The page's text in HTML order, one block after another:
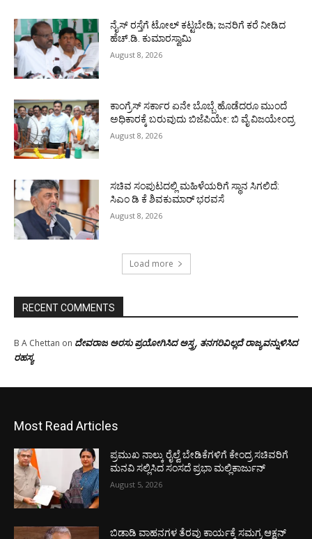
ನೈಸ್ ರಸ್ತೆಗೆ ಟೋಲ್ ಕಟ್ಟಬೇಡಿ; ಜನರಿಗೆ ಕರೆ ನೀಡಿದ
ಹೆಚ್.ಡಿ. ಕುಮಾರಸ್ವಾಮಿ
August 8, 2026
ಕಾಂಗ್ರೆಸ್ ಸರ್ಕಾರ ಏನೇ ಬೊಬ್ಬೆ ಹೊಡೆದರೂ ಮುಂದೆ
ಅಧಿಕಾರಕ್ಕೆ ಬರುವುದು ಬಿಜೆಪಿಯೇ: ಬಿ ವೈ ವಿಜಯೇಂದ್ರ
August 8, 2026
ಸಚಿವ ಸಂಪುಟದಲ್ಲಿ ಮಹಿಳೆಯರಿಗೆ ಸ್ಥಾನ ಸಿಗಲಿದೆ:
ಸಿಎಂ ಡಿ ಕೆ ಶಿವಕುಮಾರ್ ಭರವಸೆ
August 8, 2026
Load more
RECENT COMMENTS
B A Chettan on ದೇವರಾಜ ಅರಸು ಪ್ರಯೋಗಿಸಿದ ಅಸ್ತ್ರ, ತನಗರಿವಿಲ್ಲದೆ ರಾಜ್ಯವನ್ನುಳಿಸಿದ
ರಹಸ್ಯ
Most Read Articles
ಪ್ರಮುಖ ನಾಲ್ಕು ರೈಲ್ವೆ ಬೇಡಿಕೆಗಳಿಗೆ ಕೇಂದ್ರ ಸಚಿವರಿಗೆ
ಮನವಿ ಸಲ್ಲಿಸಿದ ಸಂಸದೆ ಪ್ರಭಾ ಮಲ್ಲಿಕಾರ್ಜುನ್
August 5, 2026
ಬಿಡಾಡಿ ವಾಹನಗಳ ತೆರವು ಕಾರ್ಯಕ್ಕೆ ಸಮಗ್ರ ಆಕ್ಷನ್